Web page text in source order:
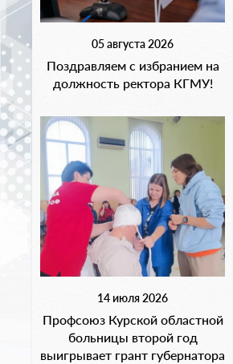
05 августа 2026
Поздравляем с избранием на
должность ректора КГМУ!
14 июля 2026
Профсоюз Курской областной
больницы второй год
выигрывает грант губернатора